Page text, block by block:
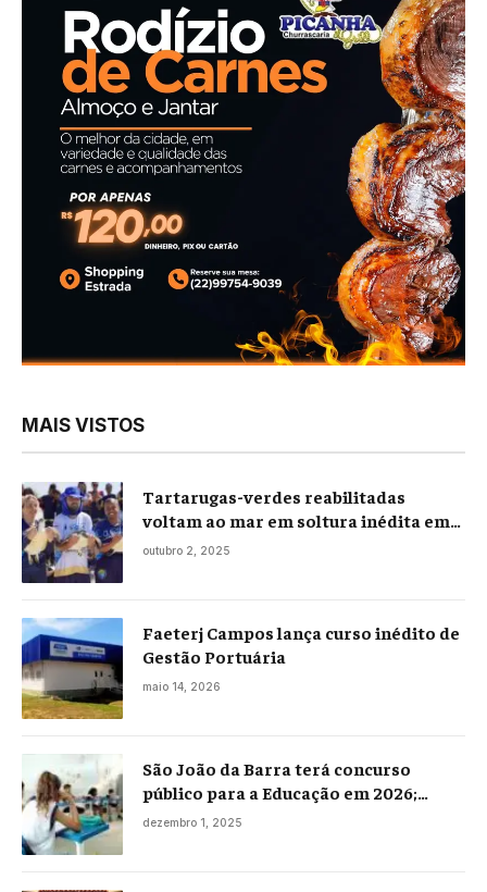
MAIS VISTOS
Tartarugas-verdes reabilitadas
voltam ao mar em soltura inédita em
Praia Seca
outubro 2, 2025
Faeterj Campos lança curso inédito de
Gestão Portuária
maio 14, 2026
São João da Barra terá concurso
público para a Educação em 2026;
projeto já está na Câmara
dezembro 1, 2025